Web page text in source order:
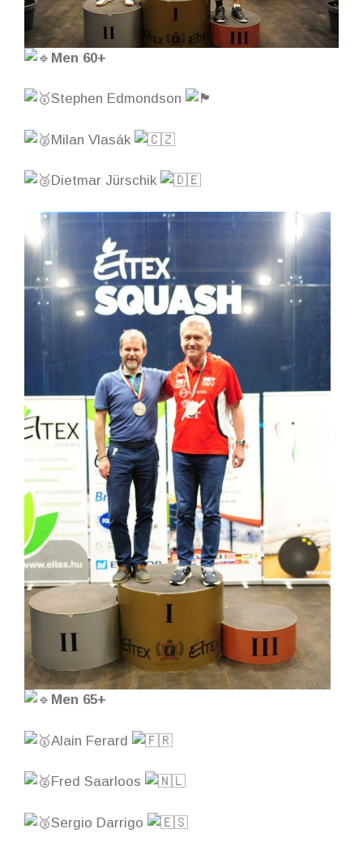
Men 60+
Stephen Edmondson
Milan Vlasák
Dietmar Jürschik
Men 65+
Alain Ferard
Fred Saarloos
Sergio Darrigo